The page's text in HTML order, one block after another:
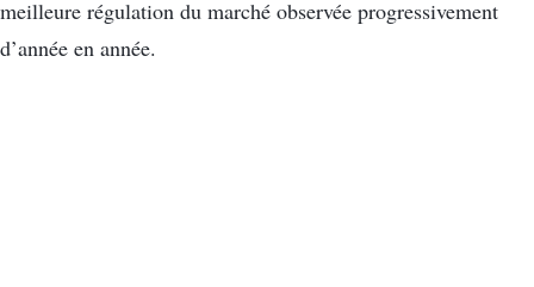
meilleure régulation du marché observée progressivement
d’année en année.